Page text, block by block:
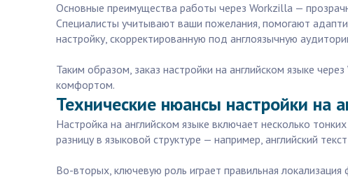
Основные преимущества работы через Workzilla —
Специалисты учитывают ваши пожелания, помогают
настройку, скорректированную под англоязычную
Таким образом, заказ настройки на английском языке
комфортом.
Технические нюансы настройки на
Настройка на английском языке включает несколько
разницу в языковой структуре — например, английский
Во-вторых, ключевую роль играет правильная